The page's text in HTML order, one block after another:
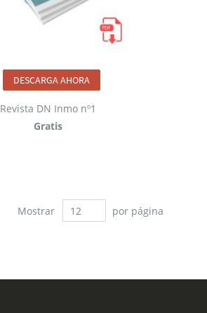
Revista DN Inmo nº1
Gratis
DESCARGA AHORA
Mostrar por página